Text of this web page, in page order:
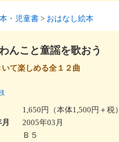
・児童書 > おはなし絵本
んこと童謡を歌おう
いて楽しめる全１２曲
1,650円（本体1,500円＋税）
2005年03月
Ｂ５